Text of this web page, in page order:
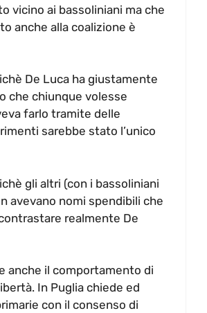
vicino ai bassoliniani ma che
anche alla coalizione è
De Luca ha giustamente
che chiunque volesse
farlo tramite delle
sarebbe stato l’unico
gli altri (con i bassoliniani
avevano nomi spendibili che
realmente De
anche il comportamento di
In Puglia chiede ed
con il consenso di